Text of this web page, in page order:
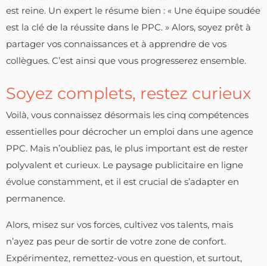
est reine. Un expert le résume bien : « Une équipe soudée
est la clé de la réussite dans le PPC. » Alors, soyez prêt à
partager vos connaissances et à apprendre de vos
collègues. C’est ainsi que vous progresserez ensemble.
Soyez complets, restez curieux
Voilà, vous connaissez désormais les cinq compétences
essentielles pour décrocher un emploi dans une agence
PPC. Mais n’oubliez pas, le plus important est de rester
polyvalent et curieux. Le paysage publicitaire en ligne
évolue constamment, et il est crucial de s’adapter en
permanence.
Alors, misez sur vos forces, cultivez vos talents, mais
n’ayez pas peur de sortir de votre zone de confort.
Expérimentez, remettez-vous en question, et surtout,